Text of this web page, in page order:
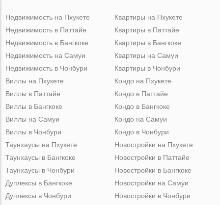
Недвижимость на Пхукете
Недвижимость в Паттайе
Недвижимость в Бангкоке
Недвижимость на Самуи
Недвижимость в Чонбури
Квартиры на Пхукете
Квартиры в Паттайе
Квартиры в Бангкоке
Квартиры на Самуи
Квартиры в Чонбури
Виллы на Пхукете
Виллы в Паттайе
Виллы в Бангкоке
Виллы на Самуи
Виллы в Чонбури
Кондо на Пхукете
Кондо в Паттайе
Кондо в Бангкоке
Кондо на Самуи
Кондо в Чонбури
Таунхаусы на Пхукете
Таунхаусы в Бангкоке
Таунхаусы в Чонбури
Дуплексы в Бангкоке
Дуплексы в Чонбури
Новостройки на Пхукете
Новостройки в Паттайе
Новостройки в Бангкоке
Новостройки на Самуи
Новостройки в Чонбури